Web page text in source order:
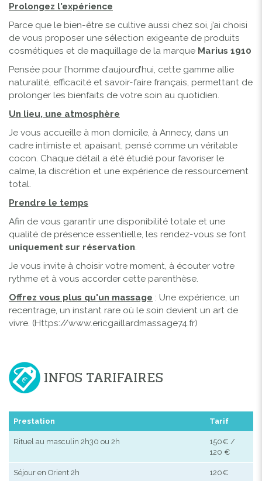
Prolongez l'expérience
Parce que le bien-être se cultive aussi chez soi, j’ai choisi
de vous proposer une sélection exigeante de produits
cosmétiques et de maquillage de la marque Marius 1910
Pensée pour l’homme d’aujourd’hui, cette gamme allie
naturalité, efficacité et savoir-faire français, permettant de
prolonger les bienfaits de votre soin au quotidien.
Un lieu, une atmosphère
Je vous accueille à mon domicile, à Annecy, dans un
cadre intimiste et apaisant, pensé comme un véritable
cocon. Chaque détail a été étudié pour favoriser le
calme, la discrétion et une expérience de ressourcement
total.
Prendre le temps
Afin de vous garantir une disponibilité totale et une
qualité de présence essentielle, les rendez-vous se font
uniquement sur réservation.
Je vous invite à choisir votre moment, à écouter votre
rythme et à vous accorder cette parenthèse.
Offrez vous plus qu'un massage : Une expérience, un
recentrage, un instant rare où le soin devient un art de
vivre. (Https://www.ericgaillardmassage74.fr)
INFOS TARIFAIRES
Prestation Tarif
Rituel au masculin 2h30 ou 2h
150€ /
120 €
Séjour en Orient 2h 120€